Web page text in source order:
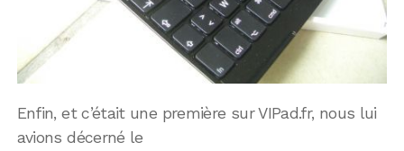
Enfin, et c’était une première sur VIPad.fr, nous lui
avions décerné le